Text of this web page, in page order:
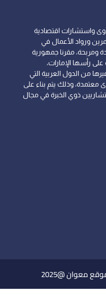
واستشارات اقتصادية
ورواد الأعمال في
ومربحة، مقرنا جمهورية
رأسها الإمارات،
من الدول العربية التي
وذلك يتم بناء على
ذوي الخبرة في مجال
معوان @2025